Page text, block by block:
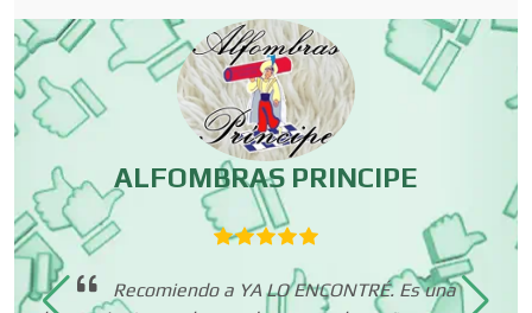
Centros Comerciales
Centros de Espectáculos
Centros de Nutrición
ALFOMBRAS PRINCIPE
Recomiendo a YA LO ENCONTRÉ. Es una